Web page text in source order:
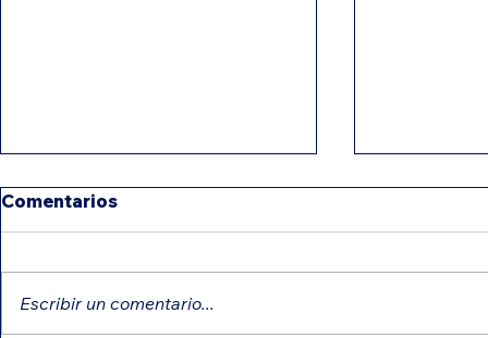
Comentarios
Escribir un comentario...